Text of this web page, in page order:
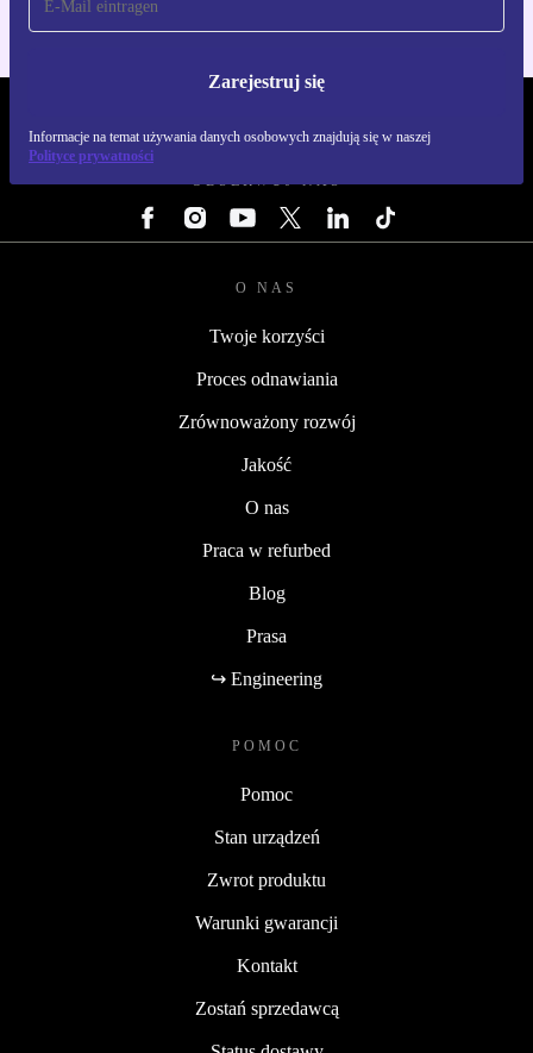
Zarejestruj się
Informacje na temat używania danych osobowych znajdują się w naszej
Polityce prywatności
OBSERWUJ NAS
O NAS
Twoje korzyści
Proces odnawiania
Zrównoważony rozwój
Jakość
O nas
Praca w refurbed
Blog
Prasa
↪ Engineering
POMOC
Pomoc
Stan urządzeń
Zwrot produktu
Warunki gwarancji
Kontakt
Zostań sprzedawcą